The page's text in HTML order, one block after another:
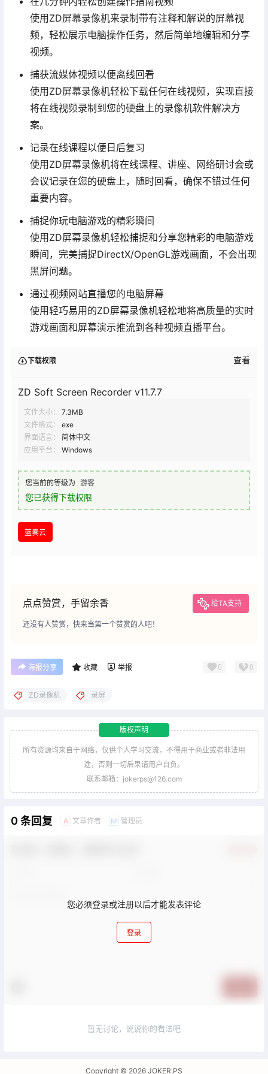
使用ZD屏幕录像机来录制带有注释和解说的屏幕视
频，轻松展示电脑操作任务，然后简单地编辑和分享
视频。
捕获流媒体视频以便离线回看
使用ZD屏幕录像机轻松下载任何在线视频，实现直接
将在线视频录制到您的硬盘上的录像机软件解决方
案。
记录在线课程以便日后复习
使用ZD屏幕录像机将在线课程、讲座、网络研讨会或
会议记录在您的硬盘上，随时回看，确保不错过任何
重要内容。
捕捉你玩电脑游戏的精彩瞬间
使用ZD屏幕录像机轻松捕捉和分享您精彩的电脑游戏
瞬间，完美捕捉DirectX/OpenGL游戏画面，不会出现
黑屏问题。
通过视频网站直播您的电脑屏幕
使用轻巧易用的ZD屏幕录像机轻松地将高质量的实时
游戏画面和屏幕演示推流到各种视频直播平台。
下载权限 查看
ZD Soft Screen Recorder v11.7.7
文件大小：
7.3MB
文件格式：
exe
界面语言：
简体中文
应用平台：
Windows
您当前的等级为 游客
您已获得下载权限
蓝奏云
点点赞赏，手留余香 给TA支持
还没有人赞赏，快来当第一个赞赏的人吧！
海报分享 收藏 举报 0 0
ZD录像机 录屏
版权声明
所有资源均来自于网络，仅供个人学习交流，不得用于商业或者非法用
途，否则一切后果请用户自负。
联系邮箱：jokerps@126.com
0 条回复 A 文章作者 M 管理员
您必须登录或注册以后才能发表评论
登录
暂无讨论，说说你的看法吧
Copyright © 2026 JOKER.PS